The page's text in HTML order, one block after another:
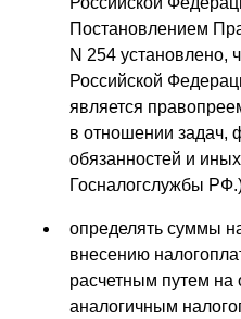
Постановлением
N 254 установлено,
Российской
является
в отношении задач,
обязанностей и
Госналогслужбы
определять суммы
внесению
расчетным путем
аналогичным